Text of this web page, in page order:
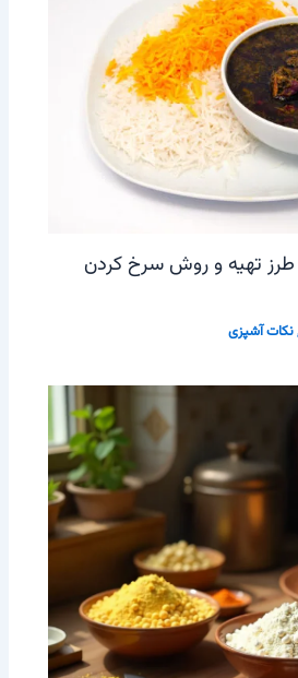
طرز تهیه و روش سرخ کردن
نکات آشپزی